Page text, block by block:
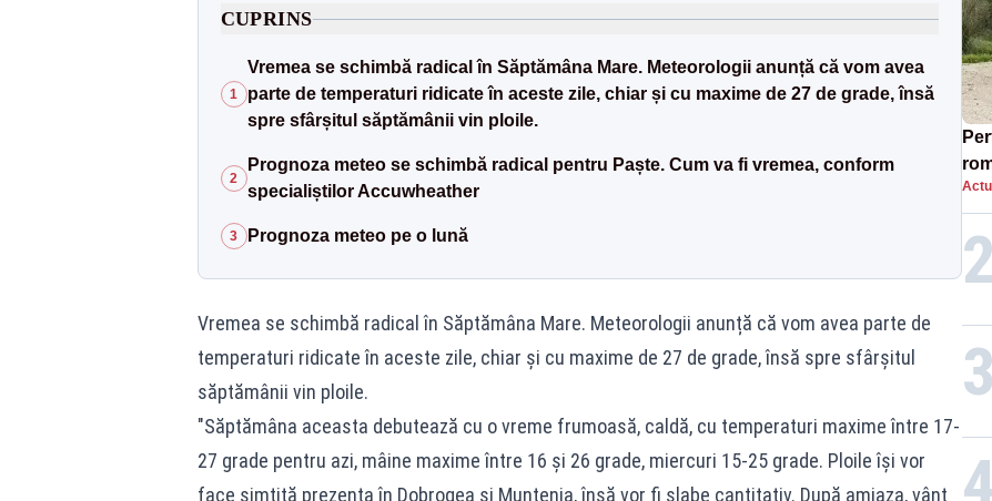
CUPRINS
1
Vremea se schimbă radical în Săptămâna Mare. Meteorologii anunță că vom avea
parte de temperaturi ridicate în aceste zile, chiar și cu maxime de 27 de grade, însă
spre sfârșitul săptămânii vin ploile.
2
Prognoza meteo se schimbă radical pentru Paște. Cum va fi vremea, conform
specialiștilor Accuwheather
3 Prognoza meteo pe o lună
Vremea se schimbă radical în Săptămâna Mare. Meteorologii anunță că vom avea parte de
temperaturi ridicate în aceste zile, chiar și cu maxime de 27 de grade, însă spre sfârșitul
săptămânii vin ploile.
"Săptămâna aceasta debutează cu o vreme frumoasă, caldă, cu temperaturi maxime între 17-
27 grade pentru azi, mâine maxime între 16 și 26 grade, miercuri 15-25 grade. Ploile își vor
face simțită prezența în Dobrogea și Muntenia, însă vor fi slabe cantitativ. După amiaza, vânt
2
3
4